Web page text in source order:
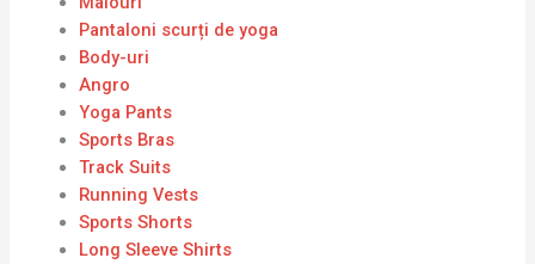
Pantaloni scurți de yoga
Body-uri
Angro
Yoga Pants
Sports Bras
Track Suits
Running Vests
Sports Shorts
Long Sleeve Shirts